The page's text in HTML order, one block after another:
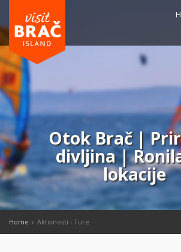
Otok Brač |
divljina |
lokacije
Home Aktivnosti i Ture